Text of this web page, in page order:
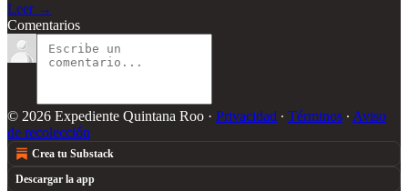
Leer →
Comentarios
© 2026 Expediente Quintana Roo · Privacidad ∙ Términos ∙ Aviso
de recolección
Crea tu Substack
Descargar la app